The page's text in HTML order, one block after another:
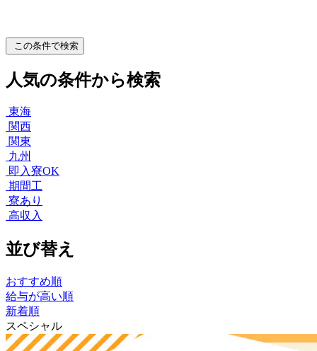
この条件で検索
人気の条件から検索
東海
関西
関東
九州
即入寮OK
期間工
寮あり
高収入
並び替え
おすすめ順
給与が高い順
新着順
スペシャル